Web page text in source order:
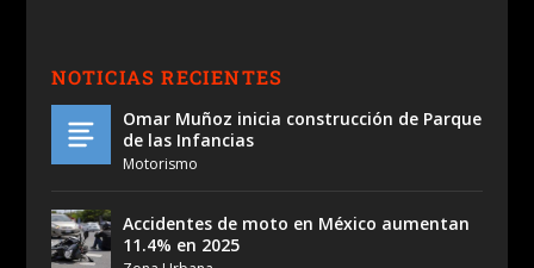
NOTICIAS RECIENTES
Omar Muñoz inicia construcción de Parque
de las Infancias
Motorismo
Accidentes de moto en México aumentan
11.4% en 2025